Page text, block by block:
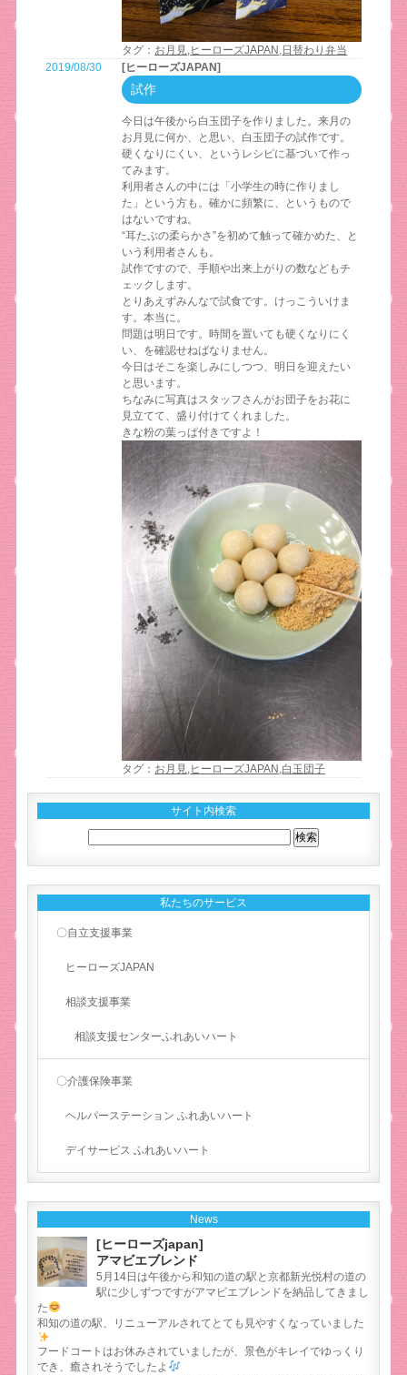
タグ： お月見,ヒーローズJAPAN ,日替わり弁当
2019/08/30
[ヒーローズJAPAN]
試作
今日は午後から白玉団子を作りました。来月の
お月見に何か、と思い、白玉団子の試作です。
硬くなりにくい、というレシピに基づいて作っ
てみます。
利用者さんの中には「小学生の時に作りまし
た」という方も。確かに頻繁に、というもので
はないですね。
“耳たぶの柔らかさ”を初めて触って確かめた、と
いう利用者さんも。
試作ですので、手順や出来上がりの数などもチ
ェックします。
とりあえずみんなで試食です。けっこういけま
す。本当に。
問題は明日です。時間を置いても硬くなりにく
い、を確認せねばなりません。
今日はそこを楽しみにしつつ、明日を迎えたい
と思います。
ちなみに写真はスタッフさんがお団子をお花に
見立てて、盛り付けてくれました。
きな粉の葉っぱ付きですよ！
タグ： お月見 ヒーローズJAPAN 白玉団子
サイト内検索
私たちのサービス
〇自立支援事業
ヒーローズJAPAN
相談支援事業
相談支援センターふれあいハート
〇介護保険事業
ヘルパーステーション ふれあいハート
デイサービス ふれあいハート
News
[ヒーローズjapan]
アマビエブレンド
5月14日は午後から和知の道の駅と京都新光悦村の道の
駅に少しずつですがアマビエブレンドを納品してきまし
た
和知の道の駅、リニューアルされてとても見やすくなっていました
フードコートはお休みされていましたが、景色がキレイでゆっくり
でき、癒されそうでしたよ